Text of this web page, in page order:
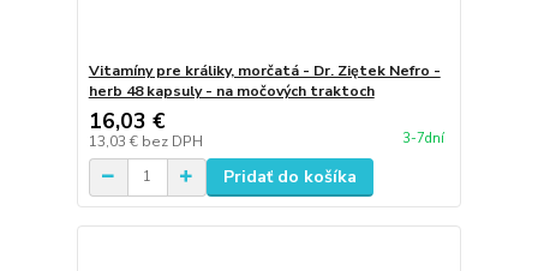
Vitamíny pre králiky, morčatá - Dr. Ziętek Nefro -
herb 48 kapsuly - na močových traktoch
16,03 €
13,03 € bez DPH 3-7dní
Pridať do košíka